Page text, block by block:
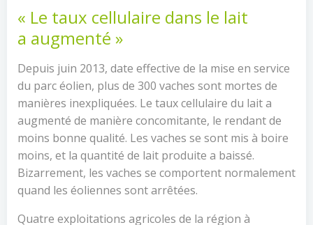
« Le taux cellulaire dans le lait
a augmenté »
Depuis juin 2013, date effective de la mise en service
du parc éolien, plus de 300 vaches sont mortes de
manières inexpliquées. Le taux cellulaire du lait a
augmenté de manière concomitante, le rendant de
moins bonne qualité. Les vaches se sont mis à boire
moins, et la quantité de lait produite a baissé.
Bizarrement, les vaches se comportent normalement
quand les éoliennes sont arrêtées.
Quatre exploitations agricoles de la région à